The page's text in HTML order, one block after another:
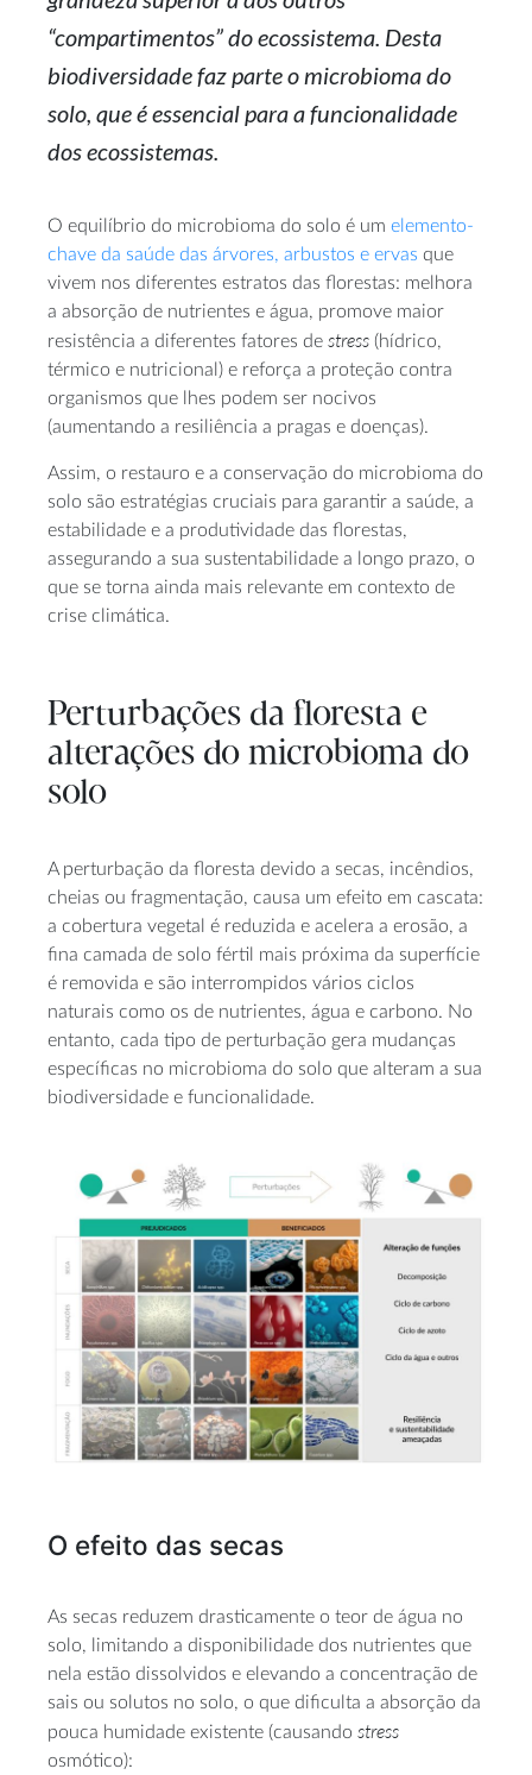
“compartimentos” do ecossistema. Desta
biodiversidade faz parte o microbioma do
solo, que é essencial para a funcionalidade
dos ecossistemas.
O equilíbrio do microbioma do solo é um elemento-
chave da saúde das árvores, arbustos e ervas que
vivem nos diferentes estratos das florestas: melhora
a absorção de nutrientes e água, promove maior
resistência a diferentes fatores de stress (hídrico,
térmico e nutricional) e reforça a proteção contra
organismos que lhes podem ser nocivos
(aumentando a resiliência a pragas e doenças).
Assim, o restauro e a conservação do microbioma do
solo são estratégias cruciais para garantir a saúde, a
estabilidade e a produtividade das florestas,
assegurando a sua sustentabilidade a longo prazo, o
que se torna ainda mais relevante em contexto de
crise climática.
Perturbações da floresta e
alterações do microbioma do
solo
A perturbação da floresta devido a secas, incêndios,
cheias ou fragmentação, causa um efeito em cascata:
a cobertura vegetal é reduzida e acelera a erosão, a
fina camada de solo fértil mais próxima da superfície
é removida e são interrompidos vários ciclos
naturais como os de nutrientes, água e carbono. No
entanto, cada tipo de perturbação gera mudanças
específicas no microbioma do solo que alteram a sua
biodiversidade e funcionalidade.
O efeito das secas
As secas reduzem drasticamente o teor de água no
solo, limitando a disponibilidade dos nutrientes que
nela estão dissolvidos e elevando a concentração de
sais ou solutos no solo, o que dificulta a absorção da
pouca humidade existente (causando stress
osmótico):